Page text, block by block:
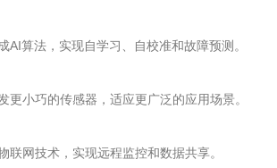
AI算法，实现自学习、自校准和故障预测。
更小巧的传感器，适应更广泛的应用场景。
联网技术，实现远程监控和数据共享。